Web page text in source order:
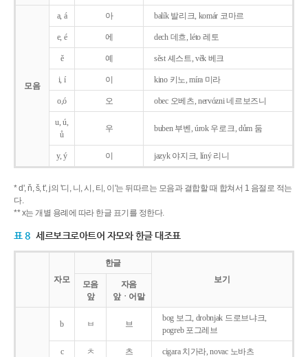
모음
a, á 아 balík 발리크, komár 코마르
e, é 에 dech 데흐, léto 레토
ě 예 sěst 셰스트, věk 베크
i, í 이 kino 키노, míra 미라
o,ó 오 obec 오베츠, nervózni 네르보즈니
u, ú,
ů
우 buben 부벤, úrok 우로크, dům 둠
y, ý 이 jazyk야지크, líný 리니
* d', ň, š, t', j의 '디, 니, 시, 티, 이'는 뒤따르는 모음과 결합할 때 합쳐서 1 음절로 적는
다.
** x는 개별 용례에 따라 한글 표기를 정한다.
표 8 세르보크로아트어 자모와 한글 대조표
자모
한글
보기
모음
앞
자음
앞ㆍ어말
b ㅂ 브
bog 보그, drobnjak 드로브냐크,
pogreb 포그레브
c ㅊ 츠 cigara 치가라, novac 노바츠